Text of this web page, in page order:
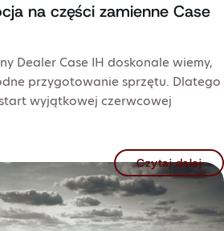
na części zamienne Case
Dealer Case IH doskonale wiemy,
przygotowanie sprzętu. Dlatego
wyjątkowej czerwcowej
Czytaj dalej